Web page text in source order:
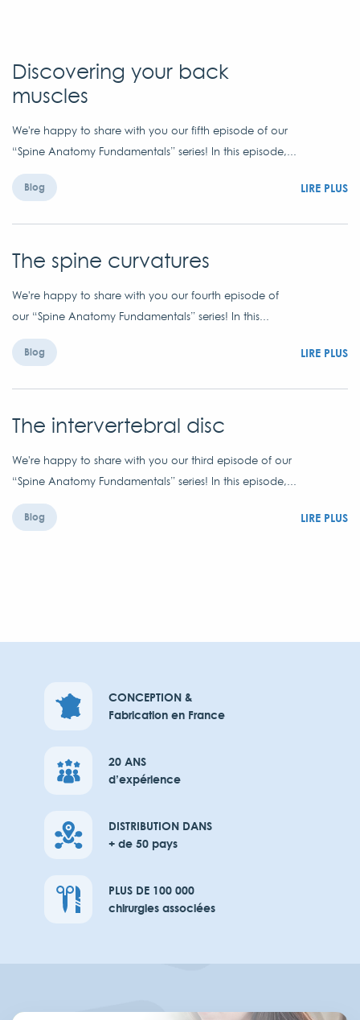
Discovering your back
muscles
We're happy to share with you our fifth episode of our
“Spine Anatomy Fundamentals” series! In this episode,...
Blog LIRE PLUS
The spine curvatures
We're happy to share with you our fourth episode of
our “Spine Anatomy Fundamentals” series! In this...
Blog LIRE PLUS
The intervertebral disc
We're happy to share with you our third episode of our
“Spine Anatomy Fundamentals” series! In this episode,...
Blog LIRE PLUS
CONCEPTION &
Fabrication en France
20 ANS
d’expérience
DISTRIBUTION DANS
+ de 50 pays
PLUS DE 100 000
chirurgies associées